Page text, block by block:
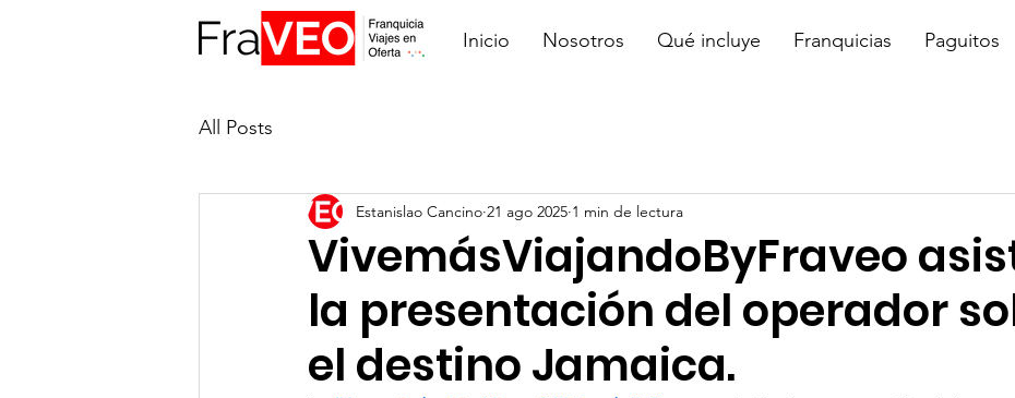
Inicio Nosotros Qué incluye Franquicias Paguitos
All Posts
VivemásViajandoByFraveo
la presentación del operador
el destino Jamaica.
Estanislao Cancino 21 ago 2025 1 min de lectura